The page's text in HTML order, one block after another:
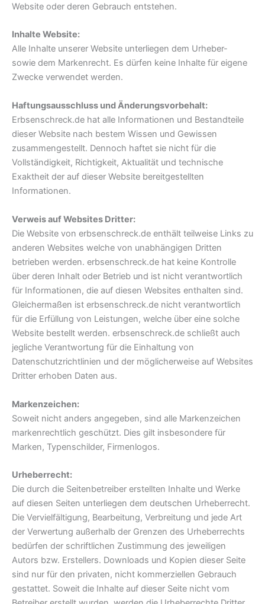
Website oder deren Gebrauch entstehen.
Inhalte Website:
Alle Inhalte unserer Website unterliegen dem Urheber-
sowie dem Markenrecht. Es dürfen keine Inhalte für eigene
Zwecke verwendet werden.
Haftungsausschluss und Änderungsvorbehalt:
Erbsenschreck.de hat alle Informationen und Bestandteile
dieser Website nach bestem Wissen und Gewissen
zusammengestellt. Dennoch haftet sie nicht für die
Vollständigkeit, Richtigkeit, Aktualität und technische
Exaktheit der auf dieser Website bereitgestellten
Informationen.
Verweis auf Websites Dritter:
Die Website von erbsenschreck.de enthält teilweise Links zu
anderen Websites welche von unabhängigen Dritten
betrieben werden. erbsenschreck.de hat keine Kontrolle
über deren Inhalt oder Betrieb und ist nicht verantwortlich
für Informationen, die auf diesen Websites enthalten sind.
Gleichermaßen ist erbsenschreck.de nicht verantwortlich
für die Erfüllung von Leistungen, welche über eine solche
Website bestellt werden. erbsenschreck.de schließt auch
jegliche Verantwortung für die Einhaltung von
Datenschutzrichtlinien und der möglicherweise auf Websites
Dritter erhoben Daten aus.
Markenzeichen:
Soweit nicht anders angegeben, sind alle Markenzeichen
markenrechtlich geschützt. Dies gilt insbesondere für
Marken, Typenschilder, Firmenlogos.
Urheberrecht:
Die durch die Seitenbetreiber erstellten Inhalte und Werke
auf diesen Seiten unterliegen dem deutschen Urheberrecht.
Die Vervielfältigung, Bearbeitung, Verbreitung und jede Art
der Verwertung außerhalb der Grenzen des Urheberrechts
bedürfen der schriftlichen Zustimmung des jeweiligen
Autors bzw. Erstellers. Downloads und Kopien dieser Seite
sind nur für den privaten, nicht kommerziellen Gebrauch
gestattet. Soweit die Inhalte auf dieser Seite nicht vom